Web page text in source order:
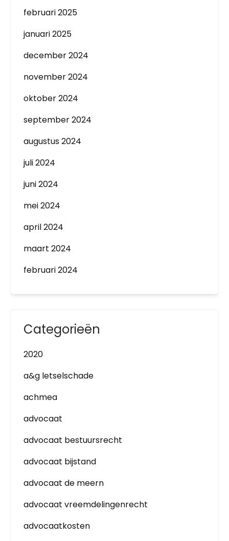
februari 2025
januari 2025
december 2024
november 2024
oktober 2024
september 2024
augustus 2024
juli 2024
juni 2024
mei 2024
april 2024
maart 2024
februari 2024
Categorieën
2020
a&g letselschade
achmea
advocaat
advocaat bestuursrecht
advocaat bijstand
advocaat de meern
advocaat vreemdelingenrecht
advocaatkosten